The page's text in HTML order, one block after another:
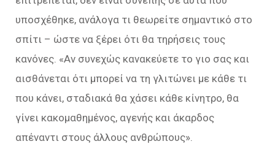
υποσχέθηκε, ανάλογα τι θεωρείτε σημαντικό στο
σπίτι – ώστε να ξέρει ότι θα τηρήσεις τους
κανόνες. «Αν συνεχώς κανακεύετε το γιο σας και
αισθάνεται ότι μπορεί να τη γλιτώνει με κάθε τι
που κάνει, σταδιακά θα χάσει κάθε κίνητρο, θα
γίνει κακομαθημένος, αγενής και άκαρδος
απέναντι στους άλλους ανθρώπους».